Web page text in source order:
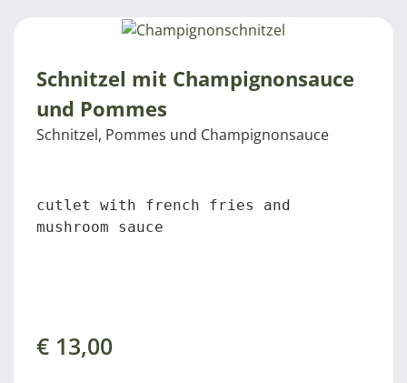
Schnitzel mit Champignonsauce
und Pommes
Schnitzel, Pommes und Champignonsauce
cutlet with french fries and
mushroom sauce
€ 13,00